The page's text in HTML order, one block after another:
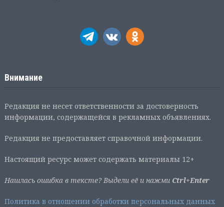
Внимание
Редакция не несет ответственности за достоверность
информации, содержащейся в рекламных объявлениях.
Редакция не предоставляет справочной информации.
Настоящий ресурс может содержать материалы 12+
Нашлась ошибка в тексте? Выдели её и нажми Ctrl+Enter
Политика в отношении обработки персональных данных